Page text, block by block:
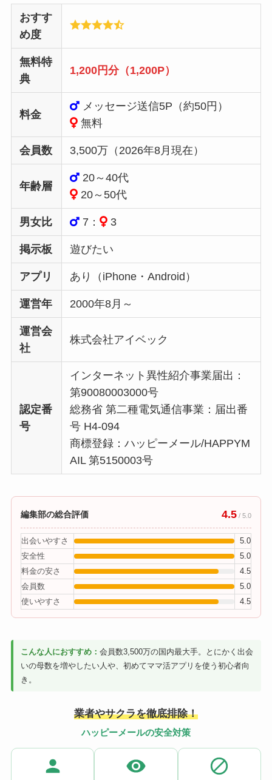
おすす
め度
無料特
典
1,200円分（1,200P）
料金
メッセージ送信5P（約50円）
無料
会員数 3,500万（2026年8月現在）
年齢層
20～40代
20～50代
男女比 7： 3
掲示板 遊びたい
アプリ あり（iPhone・Android）
運営年 2000年8月～
運営会
社
株式会社アイベック
認定番
号
インターネット異性紹介事業届出：
第90080003000号
総務省 第二種電気通信事業：届出番
号 H4-094
商標登録：ハッピーメール/HAPPYM
AIL 第5150003号
編集部の総合評価 4.5 / 5.0
出会いやすさ
5.0
安全性
5.0
料金の安さ
4.5
会員数
5.0
使いやすさ
4.5
こんな人におすすめ： 会員数3,500万の国内最大手。とにかく出会
いの母数を増やしたい人や、初めてママ活アプリを使う初心者向
き。
業者やサクラを徹底排除！
ハッピーメールの安全対策